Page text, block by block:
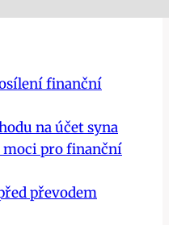
finanční
na účet syna
pro finanční
převodem